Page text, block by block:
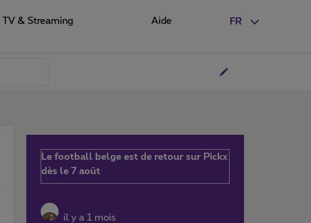
FR
TV & Streaming Aide
Le football belge est de retour sur Pickx
dès le 7 août
il y a 1 mois